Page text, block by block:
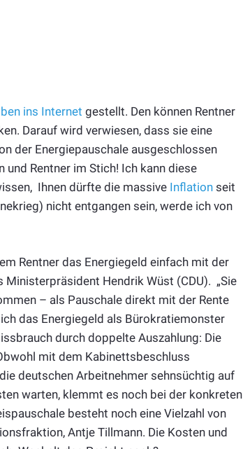
ins Internet gestellt. Den können Rentner
Darauf wird verwiesen, dass sie eine
der Energiepauschale ausgeschlossen
und Rentner im Stich! Ich kann diese
Ihnen dürfte die massive Inflation seit
nicht entgangen sein, werde ich von
Rentner das Energiegeld einfach mit der
Ministerpräsident Hendrik Wüst (CDU). „Sie
– als Pauschale direkt mit der Rente
das Energiegeld als Bürokratiemonster
durch doppelte Auszahlung: Die
mit dem Kabinettsbeschluss
deutschen Arbeitnehmer sehnsüchtig auf
warten, klemmt es noch bei der konkreten
besteht noch eine Vielzahl von
Antje Tillmann. Die Kosten und